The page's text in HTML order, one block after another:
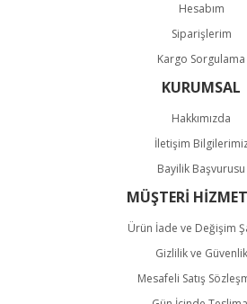
Gönder
Hesabım
Siparişlerim
Kargo Sorgulama
KURUMSAL
Hakkımızda
İletişim
Bayilik Başvurusu
MÜŞTERİ
Ürün İade ve Değişim
Gizlilik ve Güvenlik
Mesafeli Satış